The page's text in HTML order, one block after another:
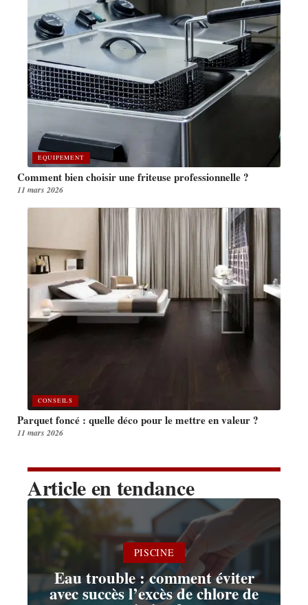
EQUIPEMENT
Comment bien choisir une friteuse professionnelle ?
11 mars 2026
CONSEILS
Parquet foncé : quelle déco pour le mettre en valeur ?
11 mars 2026
Article en tendance
PISCINE
Eau trouble : comment éviter
avec succès l’excès de chlore de